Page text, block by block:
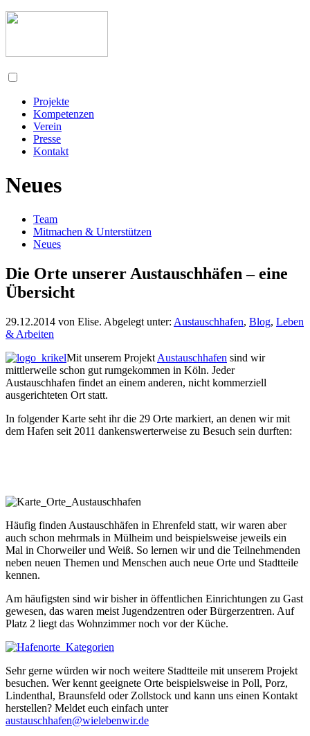
Projekte
Kompetenzen
Verein
Presse
Kontakt
Neues
Team
Mitmachen & Unterstützen
Neues
Die Orte unserer Austauschhäfen – eine
Übersicht
29.12.2014 von Elise. Abgelegt unter: Austauschhafen, Blog, Leben
& Arbeiten
Mit unserem Projekt Austauschhafen sind wir
mittlerweile schon gut rumgekommen in Köln. Jeder
Austauschhafen findet an einem anderen, nicht kommerziell
ausgerichteten Ort statt.
In folgender Karte seht ihr die 29 Orte markiert, an denen wir mit
dem Hafen seit 2011 dankenswerterweise zu Besuch sein durften:
Häufig finden Austauschhäfen in Ehrenfeld statt, wir waren aber
auch schon mehrmals in Mülheim und beispielsweise jeweils ein
Mal in Chorweiler und Weiß. So lernen wir und die Teilnehmenden
neben neuen Themen und Menschen auch neue Orte und Stadtteile
kennen.
Am häufigsten sind wir bisher in öffentlichen Einrichtungen zu Gast
gewesen, das waren meist Jugendzentren oder Bürgerzentren. Auf
Platz 2 liegt das Wohnzimmer noch vor der Küche.
Sehr gerne würden wir noch weitere Stadtteile mit unserem Projekt
besuchen. Wer kennt geeignete Orte beispielsweise in Poll, Porz,
Lindenthal, Braunsfeld oder Zollstock und kann uns einen Kontakt
herstellen? Meldet euch einfach unter
austauschhafen@wielebenwir.de